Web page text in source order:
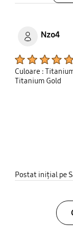
Nzo4
Culoare :
Titanium Gold
Postat inițial pe